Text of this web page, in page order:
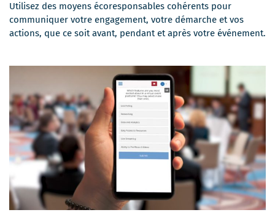
Utilisez des moyens écoresponsables cohérents pour
communiquer votre engagement, votre démarche et vos
actions, que ce soit avant, pendant et après votre événement.